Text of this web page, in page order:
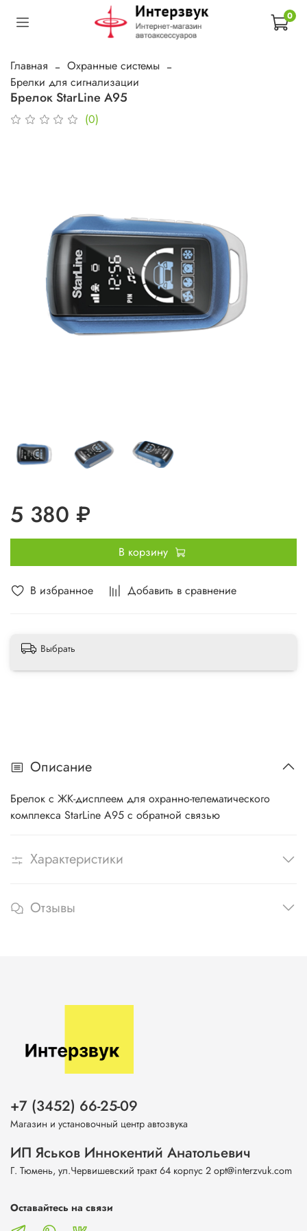
0
Главная
Охранные системы
Брелки для сигнализации
Брелок StarLine A95
(0)
В избранное Добавить в сравнение
5 380 ₽
В корзину
Выбрать
Описание
Брелок с ЖК-дисплеем для охранно-телематического
комплекса StarLine A95 с обратной связью
Характеристики
Отзывы
+7 (3452) 66-25-09
Магазин и установочный центр автозвука
ИП Яськов Иннокентий Анатольевич
Г. Тюмень, ул.Червишевский тракт 64 корпус 2 opt@interzvuk.com
Оставайтесь на связи